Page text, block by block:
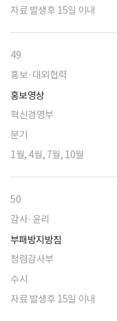
자료 발생후 15일 이내
49
홍보·대외협력
홍보영상
혁신경영부
분기
1월, 4월, 7월, 10월
50
감사·윤리
부패방지방침
청렴감사부
수시
자료 발생후 15일 이내